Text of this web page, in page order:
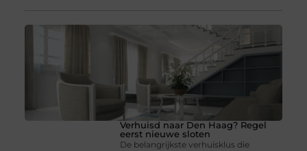
Verhuisd naar Den Haag? Regel
eerst nieuwe sloten
De belangrijkste verhuisklus die